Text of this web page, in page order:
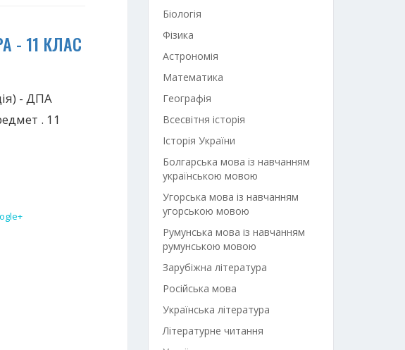
- 11 КЛАС
- ДПА
. 11
Біологія
Фізика
Астрономія
Математика
Географія
Всесвітня історія
Історія України
Болгарська мова із навчанням
українською мовою
Угорська мова із навчанням
угорською мовою
Румунська мова із навчанням
румунською мовою
Зарубіжна література
Російська мова
Українська література
Літературне читання